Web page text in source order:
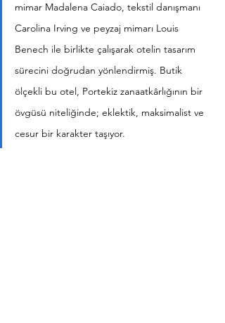
mimar Madalena Caiado, tekstil danışmanı
Carolina Irving ve peyzaj mimarı Louis
Benech ile birlikte çalışarak otelin tasarım
sürecini doğrudan yönlendirmiş. Butik
ölçekli bu otel, Portekiz zanaatkârlığının bir
övgüsü niteliğinde; eklektik, maksimalist ve
cesur bir karakter taşıyor.